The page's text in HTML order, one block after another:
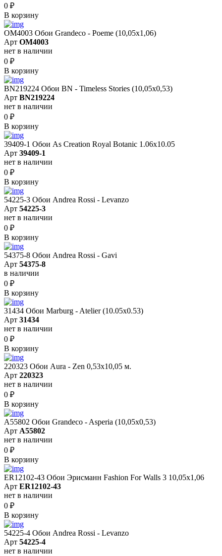
0 ₽
В корзину
OM4003 Обои Grandeco - Poeme (10,05х1,06)
Арт OM4003
нет в наличии
0 ₽
В корзину
BN219224 Обои BN - Timeless Stories (10,05x0,53)
Арт BN219224
нет в наличии
0 ₽
В корзину
39409-1 Обои As Creation Royal Botanic 1.06x10.05
Арт 39409-1
нет в наличии
0 ₽
В корзину
54225-3 Обои Andrea Rossi - Levanzo
Арт 54225-3
нет в наличии
0 ₽
В корзину
54375-8 Обои Andrea Rossi - Gavi
Арт 54375-8
в наличии
0 ₽
В корзину
31434 Обои Marburg - Atelier (10.05х0.53)
Арт 31434
нет в наличии
0 ₽
В корзину
220323 Обои Aura - Zen 0,53х10,05 м.
Арт 220323
нет в наличии
0 ₽
В корзину
A55802 Обои Grandeco - Asperia (10,05х0,53)
Арт A55802
нет в наличии
0 ₽
В корзину
ER12102-43 Обои Эрисманн Fashion For Walls 3 10,05x1,06
Арт ER12102-43
нет в наличии
0 ₽
В корзину
54225-4 Обои Andrea Rossi - Levanzo
Арт 54225-4
нет в наличии